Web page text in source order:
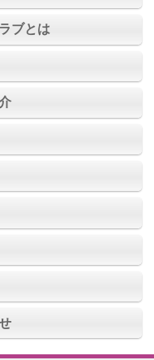
ブとは